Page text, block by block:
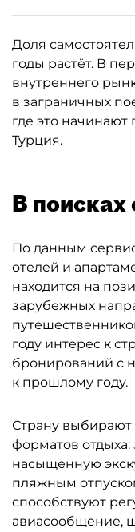
Доля
годы растёт. В
внутреннего
в заграничных
где это начинают
Турция.
В
По данным
отелей и
находится на
зарубежных
году интерес к
бронирований с
к прошлому году.
Страну выбирают
форматов
насыщенную
пляжным
способствуют
авиасообщение,